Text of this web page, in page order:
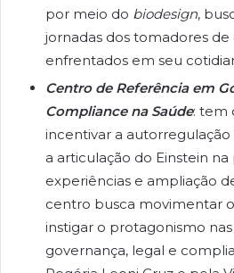
por meio do biodesign,
jornadas dos tomadores de
enfrentados em seu
Centro de Referência em
Compliance na Saúde: tem
incentivar a
a articulação do Einstein
experiências e ampliação
centro busca movimentar
instigar o protagonismo
governança, legal e